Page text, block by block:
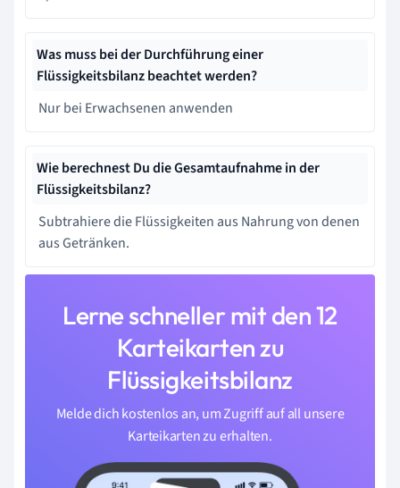
Was muss bei der Durchführung einer
Flüssigkeitsbilanz beachtet werden?
Nur bei Erwachsenen anwenden
Wie berechnest Du die Gesamtaufnahme in der
Flüssigkeitsbilanz?
Subtrahiere die Flüssigkeiten aus Nahrung von denen
aus Getränken.
Lerne schneller mit den 12
Karteikarten zu
Flüssigkeitsbilanz
Melde dich kostenlos an, um Zugriff auf all unsere
Karteikarten zu erhalten.